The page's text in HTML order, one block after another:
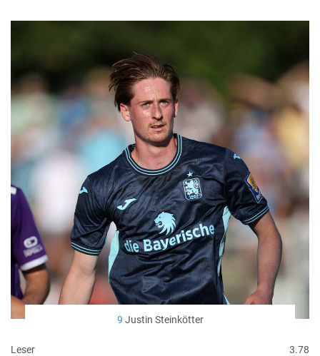
9 Justin Steinkötter
Leser
3.78